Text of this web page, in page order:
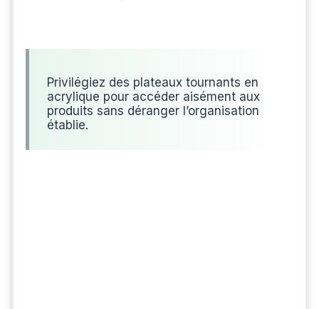
Privilégiez des plateaux tournants en
acrylique pour accéder aisément aux
produits sans déranger l’organisation
établie.